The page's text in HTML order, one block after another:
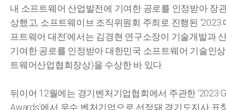
내 소프트웨어 산업발전에 기여한 공로를 인정받아 장
상했고, 소프트웨이브 조직위원회 주최로 진행된 ‘2023
프트웨어 대전’에서는 김경현 연구소장이 기술개발과
기여한 공로를 인정받아 대한민국 소프트웨어 기술인
트웨어산업협회장상)을 수상한 바 있다.
뒤이어 12월에는 경기벤처기업협회에서 주관한 ‘2023
Awards’에서 우수 벤처기업으로 선정돼 경기도지사 표